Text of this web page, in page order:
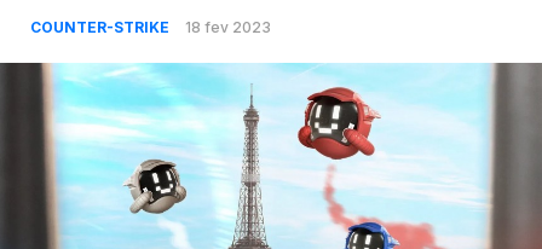
COUNTER-STRIKE 18 fev 2023